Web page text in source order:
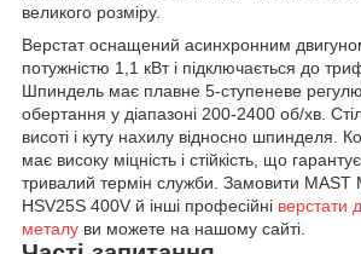
великого розміру.
Верстат оснащений асинхронним
потужністю 1,1 кВт і підключається до
Шпиндель має плавне 5-ступеневе
обертання у діапазоні 200-2400 об/хв.
висоті і куту нахилу відносно шпинделя.
має високу міцність і стійкість, що
тривалий термін служби. Замовити MAST
HSV25S 400V й інші професійні верстати
металу ви можете на нашому сайті.